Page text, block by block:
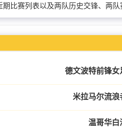
比赛列表以及两队历史交锋、两队
德文波特前锋女
米拉马尔流浪
温哥华白